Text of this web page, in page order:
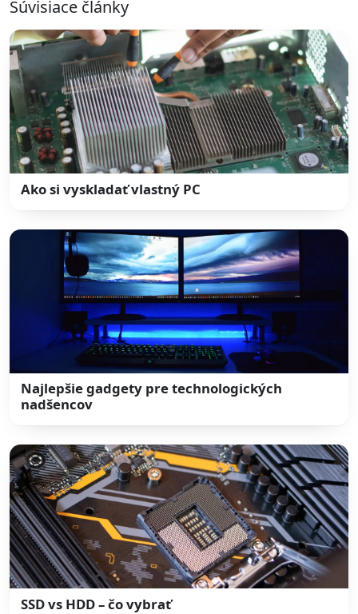
Súvisiace články
Ako si vyskladať vlastný PC
Najlepšie gadgety pre technologických
nadšencov
SSD vs HDD – čo vybrať